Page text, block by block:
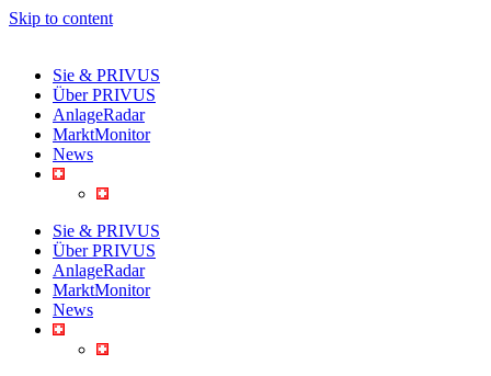
Skip to content
Sie & PRIVUS
Über PRIVUS
AnlageRadar
MarktMonitor
News
Sie & PRIVUS
Über PRIVUS
AnlageRadar
MarktMonitor
News